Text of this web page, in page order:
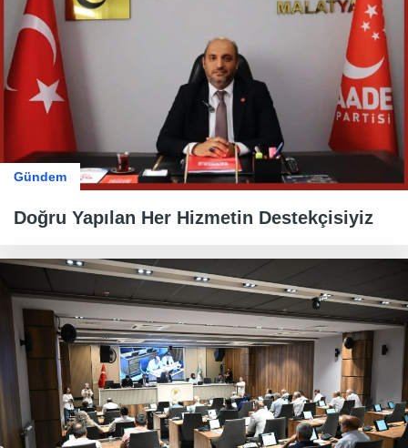
Gündem
Doğru Yapılan Her Hizmetin Destekçisiyiz